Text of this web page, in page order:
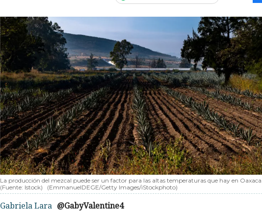
La producción del mezcal puede ser un factor para las altas temperaturas que hay en
(Fuente: Istock)
(EmmanuelDEGE/Getty Images/iStockphoto)
Gabriela Lara @GabyValentine4